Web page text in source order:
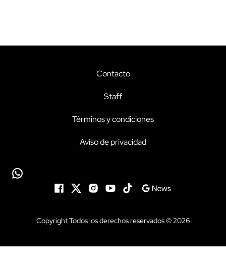
Contacto
Staff
Términos y condiciones
Aviso de privacidad
Copyright Todos los derechos reservados © 2026